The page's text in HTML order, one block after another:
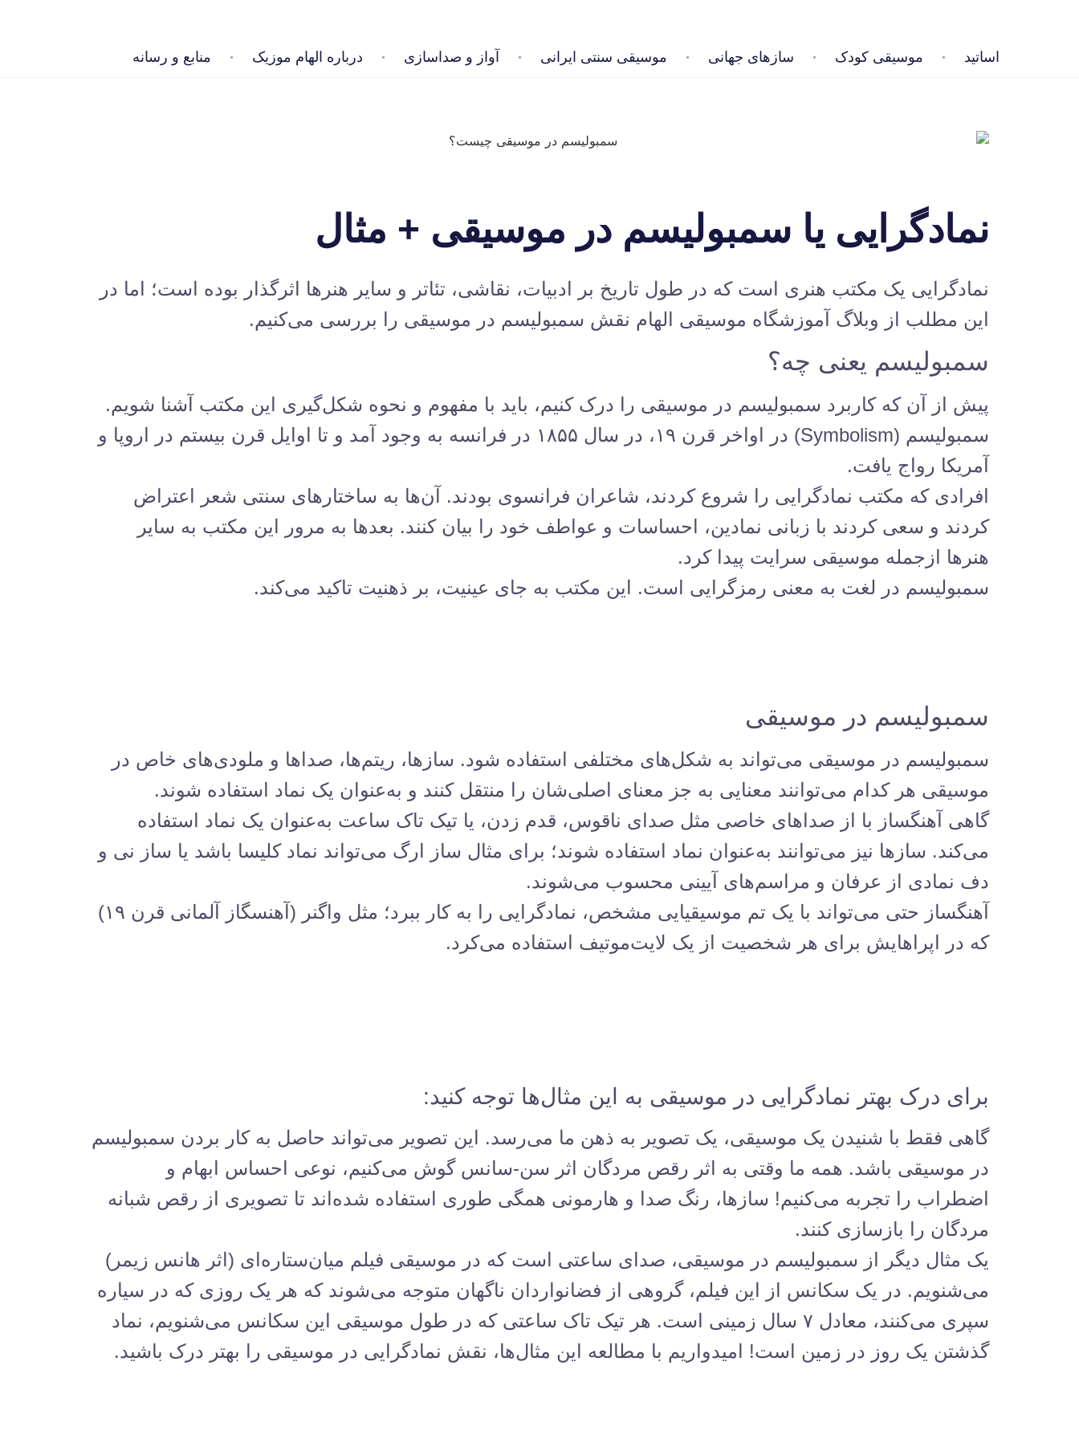
اساتید موسیقی کودک سازهای جهانی موسیقی سنتی ایرانی آواز و صداسازی درباره الهام موزیک منابع و رسانه
نمادگرایی یا سمبولیسم در موسیقی + مثال
نمادگرایی یک مکتب هنری است که در طول تاریخ بر ادبیات، نقاشی، تئاتر و سایر هنرها اثرگذار بوده است؛ اما در
این مطلب از وبلاگ آموزشگاه موسیقی الهام نقش سمبولیسم در موسیقی را بررسی می‌کنیم.
سمبولیسم یعنی چه؟
پیش از آن که کاربرد سمبولیسم در موسیقی را درک کنیم، باید با مفهوم و نحوه شکل‌گیری این مکتب آشنا شویم.
سمبولیسم (Symbolism) در اواخر قرن ۱۹، در سال ۱۸۵۵ در فرانسه به وجود آمد و تا اوایل قرن بیستم در اروپا و
آمریکا رواج یافت.
افرادی که مکتب نمادگرایی را شروع کردند، شاعران فرانسوی بودند. آن‌ها به ساختارهای سنتی شعر اعتراض
کردند و سعی کردند با زبانی نمادین، احساسات و عواطف خود را بیان کنند. بعدها به مرور این مکتب به سایر
هنرها ازجمله موسیقی سرایت پیدا کرد.
سمبولیسم در لغت به معنی رمزگرایی است. این مکتب به جای عینیت، بر ذهنیت تاکید می‌کند.
سمبولیسم در موسیقی
سمبولیسم در موسیقی می‌تواند به شکل‌های مختلفی استفاده شود. سازها، ریتم‌ها، صداها و ملودی‌های خاص در
موسیقی هر کدام می‌توانند معنایی به جز معنای اصلی‌شان را منتقل کنند و به‌عنوان یک نماد استفاده شوند.
گاهی آهنگساز با از صداهای خاصی مثل صدای ناقوس، قدم زدن، یا تیک تاک ساعت به‌عنوان یک نماد استفاده
می‌کند. سازها نیز می‌توانند به‌عنوان نماد استفاده شوند؛ برای مثال ساز ارگ می‌تواند نماد کلیسا باشد یا ساز نی و
دف نمادی از عرفان و مراسم‌های آیینی محسوب می‌شوند.
آهنگساز حتی می‌تواند با یک تم موسیقیایی مشخص، نمادگرایی را به کار ببرد؛ مثل واگنر (آهنسگاز آلمانی قرن ۱۹)
که در اپراهایش برای هر شخصیت از یک لایت‌موتیف استفاده می‌کرد.
برای درک بهتر نمادگرایی در موسیقی به این مثال‌ها توجه کنید:
گاهی فقط با شنیدن یک موسیقی، یک تصویر به ذهن ما می‌رسد. این تصویر می‌تواند حاصل به کار بردن سمبولیسم
در موسیقی باشد. همه ما وقتی به اثر رقص مردگان اثر سن-سانس گوش می‌کنیم، نوعی احساس ابهام و
اضطراب را تجربه می‌کنیم! سازها، رنگ صدا و هارمونی همگی طوری استفاده شده‌اند تا تصویری از رقص شبانه
مردگان را بازسازی کنند.
یک مثال دیگر از سمبولیسم در موسیقی، صدای ساعتی است که در موسیقی فیلم میان‌ستاره‌ای (اثر هانس زیمر)
می‌شنویم. در یک سکانس از این فیلم، گروهی از فضانواردان ناگهان متوجه می‌شوند که هر یک روزی که در سیاره
سپری می‌کنند، معادل ۷ سال زمینی است. هر تیک تاک ساعتی که در طول موسیقی این سکانس می‌شنویم، نماد
گذشتن یک روز در زمین است! امیدواریم با مطالعه این مثال‌ها، نقش نمادگرایی در موسیقی را بهتر درک باشید.